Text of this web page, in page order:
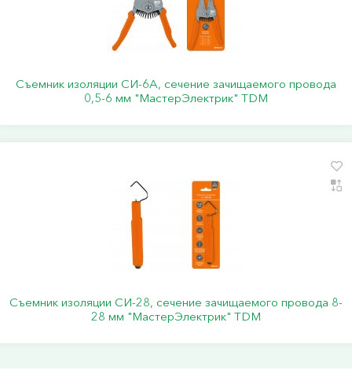
Съемник изоляции СИ-6А, сечение зачищаемого провода
0,5-6 мм "МастерЭлектрик" TDM
Съемник изоляции СИ-28, сечение зачищаемого провода 8-
28 мм "МастерЭлектрик" TDM